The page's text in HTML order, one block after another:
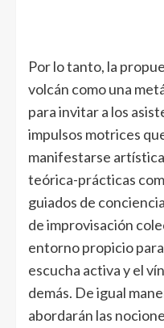
Por lo tanto, la
volcán como una
para invitar a los
impulsos motrices
manifestarse
teórica-prácticas
guiados de
de improvisación
entorno propicio
escucha activa y el
demás. De igual
abordarán las